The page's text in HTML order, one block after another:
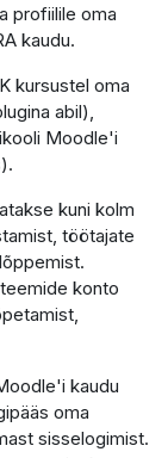
profiilile oma
kaudu.
kursustel oma
abil),
Moodle'i
kuni kolm
töötajate
konto
kaudu
oma
sisselogimist.